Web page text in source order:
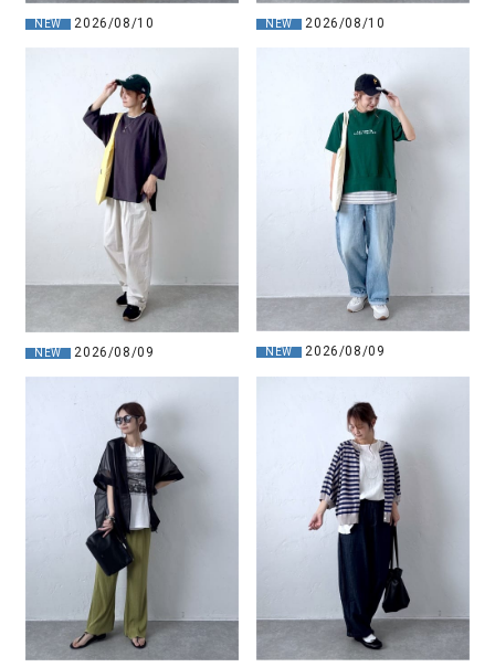
NEW 2026/08/10 NEW 2026/08/10
NEW 2026/08/09 NEW 2026/08/09